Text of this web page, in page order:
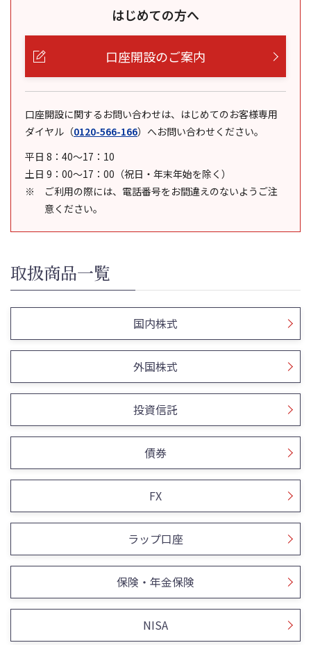
はじめての方へ
口座開設のご案内
口座開設に関するお問い合わせは、はじめてのお客様専用
ダイヤル （0120-566-166） へお問い合わせください。
平日 8：40～17：10
土日 9：00～17：00（祝日・年末年始を除く）
ご利用の際には、電話番号をお間違えのないようご注
意ください。
取扱商品一覧
国内株式
外国株式
投資信託
債券
FX
ラップ口座
保険・年金保険
NISA